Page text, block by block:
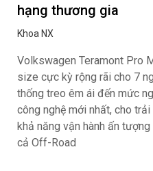
hạng thương gia
Khoa NX
Volkswagen Teramont Pro
size cực kỳ rộng rãi cho 7
thống treo êm ái đến mức
công nghệ mới nhất, cho
khả năng vận hành ấn
cả Off-Road